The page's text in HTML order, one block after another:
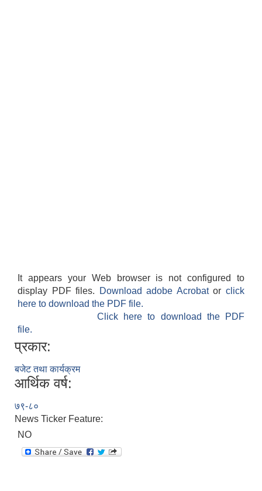
It appears your Web browser is not configured to
display PDF files.
Download adobe Acrobatorclick
here to download the PDF file.
Click here to download the PDF
file.
प्रकार:
बजेट तथा कार्यक्रम
आर्थिक वर्ष:
७९-८०
News Ticker Feature:
NO